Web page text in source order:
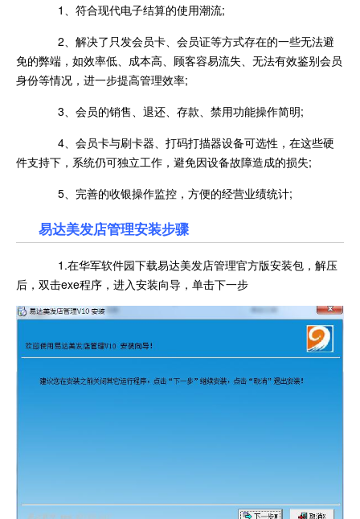
1、符合现代电子结算的使用潮流;
2、解决了只发会员卡、会员证等方式存在的一些无法避
免的弊端，如效率低、成本高、顾客容易流失、无法有效鉴别会员
身份等情况，进一步提高管理效率;
3、会员的销售、退还、存款、禁用功能操作简明;
4、会员卡与刷卡器、打码打描器设备可选性，在这些硬
件支持下，系统仍可独立工作，避免因设备故障造成的损失;
5、完善的收银操作监控，方便的经营业绩统计;
易达美发店管理安装步骤
1.在华军软件园下载易达美发店管理官方版安装包，解压
后，双击exe程序，进入安装向导，单击下一步